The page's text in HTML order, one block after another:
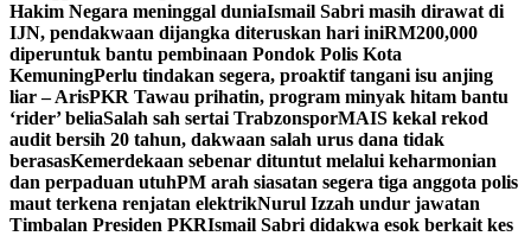
Hakim Negara meninggal duniaIsmail Sabri masih dirawat di
IJN, pendakwaan dijangka diteruskan hari iniRM200,000
diperuntuk bantu pembinaan Pondok Polis Kota
KemuningPerlu tindakan segera, proaktif tangani isu anjing
liar – ArisPKR Tawau prihatin, program minyak hitam bantu
‘rider’ beliaSalah sah sertai TrabzonsporMAIS kekal rekod
audit bersih 20 tahun, dakwaan salah urus dana tidak
berasasKemerdekaan sebenar dituntut melalui keharmonian
dan perpaduan utuhPM arah siasatan segera tiga anggota polis
maut terkena renjatan elektrikNurul Izzah undur jawatan
Timbalan Presiden PKRIsmail Sabri didakwa esok berkait kes